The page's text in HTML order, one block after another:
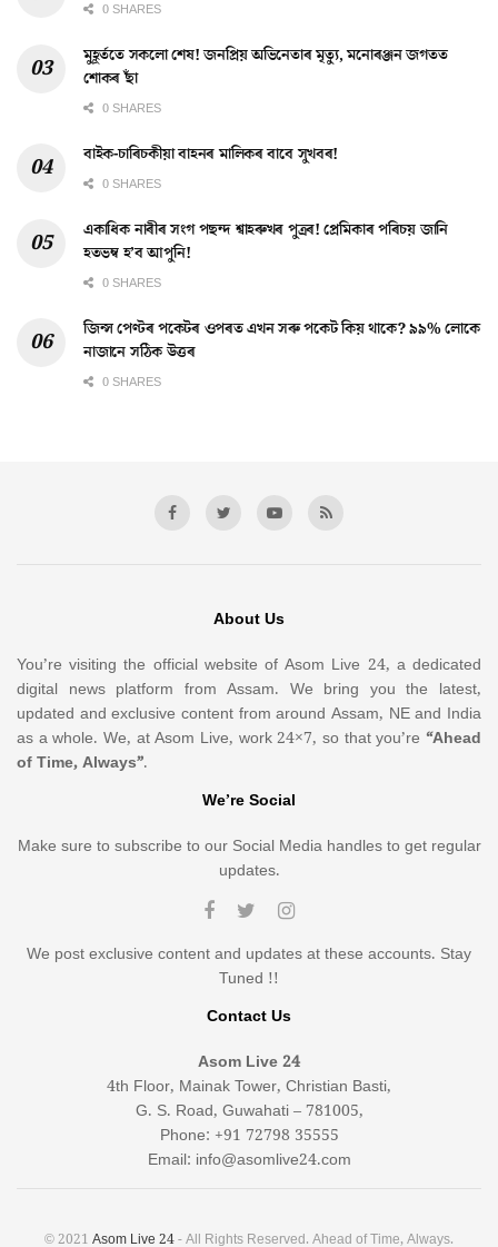
0 SHARES
মুহূৰ্ততে সকলো শেষ! জনপ্ৰিয় অভিনেতাৰ মৃত্যু, মনোৰঞ্জন জগতত
শোকৰ ছাঁ
0 SHARES
বাইক-চাৰিচকীয়া বাহনৰ মালিকৰ বাবে সুখবৰ!
0 SHARES
একাধিক নাৰীৰ সংগ পছন্দ শ্বাহৰুখৰ পুত্ৰৰ! প্ৰেমিকাৰ পৰিচয় জানি
হতভম্ব হ’ব আপুনি!
0 SHARES
জিন্স পেণ্টৰ পকেটৰ ওপৰত এখন সৰু পকেট কিয় থাকে? ৯৯% লোকে
নাজানে সঠিক উত্তৰ
0 SHARES
About Us
You’re visiting the official website of Asom Live 24, a dedicated
digital news platform from Assam. We bring you the latest,
updated and exclusive content from around Assam, NE and India
as a whole. We, at Asom Live, work 24×7, so that you’re “Ahead
of Time, Always”.
We’re Social
Make sure to subscribe to our Social Media handles to get regular
updates.
We post exclusive content and updates at these accounts. Stay
Tuned !!
Contact Us
Asom Live 24
4th Floor, Mainak Tower, Christian Basti,
G. S. Road, Guwahati – 781005,
Phone: +91 72798 35555
Email: info@asomlive24.com
© 2021 Asom Live 24- All Rights Reserved. Ahead of Time, Always.